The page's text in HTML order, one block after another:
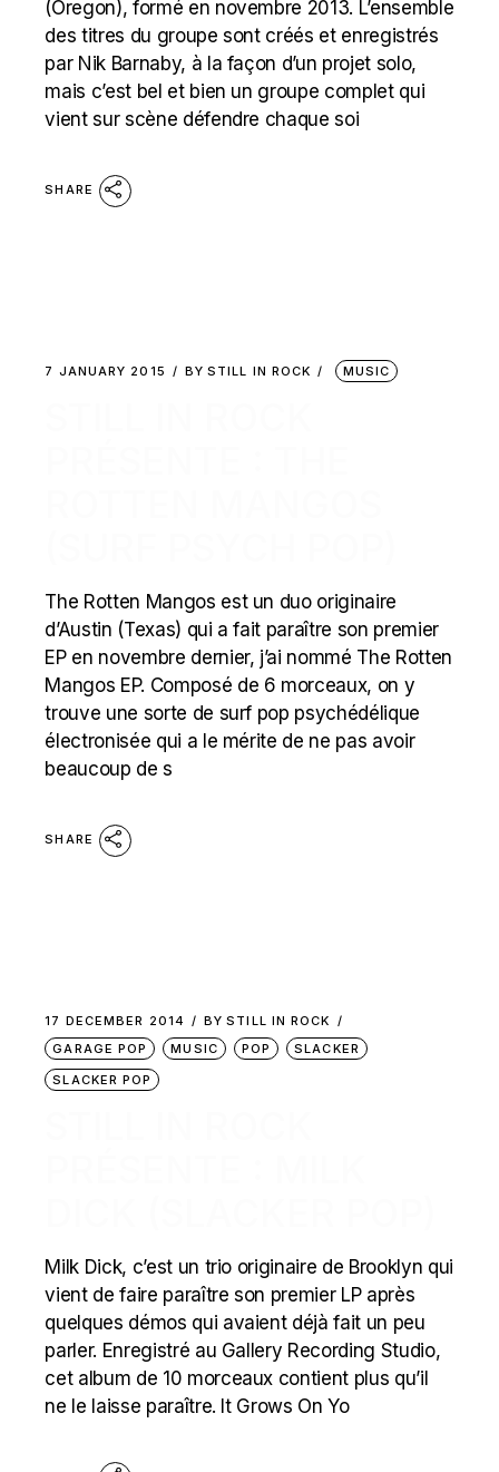
(Oregon), formé en novembre 2013. L’ensemble
des titres du groupe sont créés et enregistrés
par Nik Barnaby, à la façon d’un projet solo,
mais c’est bel et bien un groupe complet qui
vient sur scène défendre chaque soi
SHARE
7 JANUARY 2015 BY STILL IN ROCK MUSIC
The Rotten Mangos est un duo originaire
d’Austin (Texas) qui a fait paraître son premier
EP en novembre dernier, j’ai nommé The Rotten
Mangos EP. Composé de 6 morceaux, on y
trouve une sorte de surf pop psychédélique
électronisée qui a le mérite de ne pas avoir
beaucoup de s
SHARE
17 DECEMBER 2014 BY STILL IN ROCK
GARAGE POP
MUSIC POP
SLACKER
SLACKER POP
Milk Dick, c’est un trio originaire de Brooklyn qui
vient de faire paraître son premier LP après
quelques démos qui avaient déjà fait un peu
parler. Enregistré au Gallery Recording Studio,
cet album de 10 morceaux contient plus qu’il
ne le laisse paraître. It Grows On Yo